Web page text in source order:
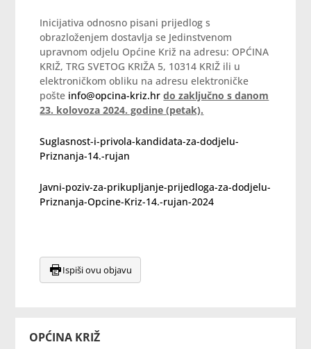
OPĆINA KRIŽ
Inicijativa odnosno pisani prijedlog s
obrazloženjem dostavlja se Jedinstvenom
upravnom odjelu Općine Križ na adresu: OPĆINA
KRIŽ, TRG SVETOG KRIŽA 5, 10314 KRIŽ ili u
elektroničkom obliku na adresu elektroničke
pošte info@opcina-kriz.hr do zaključno s danom
23. kolovoza 2024. godine (petak).
Suglasnost-i-privola-kandidata-za-dodjelu-
Priznanja-14.-rujan
Javni-poziv-za-prikupljanje-prijedloga-za-dodjelu-
Priznanja-Opcine-Kriz-14.-rujan-2024
Ispiši ovu objavu